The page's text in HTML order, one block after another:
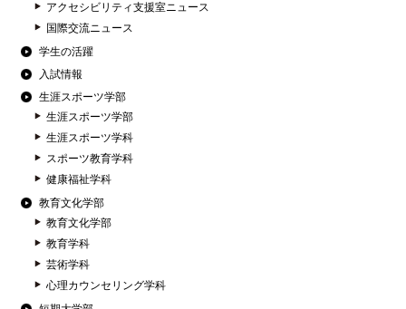
アクセシビリティ支援室ニュース
国際交流ニュース
学生の活躍
入試情報
生涯スポーツ学部
生涯スポーツ学部
生涯スポーツ学科
スポーツ教育学科
健康福祉学科
教育文化学部
教育文化学部
教育学科
芸術学科
心理カウンセリング学科